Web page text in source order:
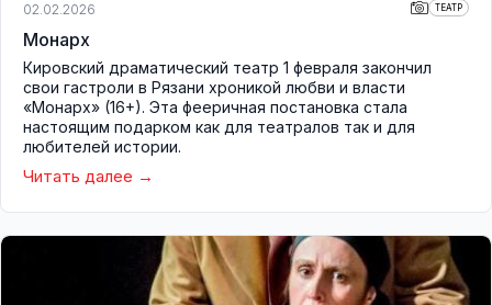
02.02.2026 ТЕАТР
Монарх
Кировский драматический театр 1 февраля закончил
свои гастроли в Рязани хроникой любви и власти
«Монарх» (16+). Эта фееричная постановка стала
настоящим подарком как для театралов так и для
любителей истории.
Читать далее